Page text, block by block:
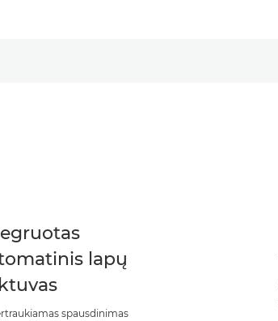
lapų
spausdinimas